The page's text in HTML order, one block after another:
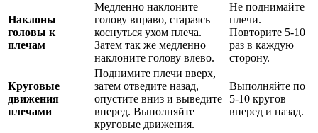
Наклоны
головы к
плечам
Медленно наклоните
голову вправо, стараясь
коснуться ухом плеча.
Затем так же медленно
наклоните голову влево.
Не поднимайте
плечи.
Повторите 5-10
раз в каждую
сторону.
Круговые
движения
плечами
Поднимите плечи вверх,
затем отведите назад,
опустите вниз и выведите
вперед. Выполняйте
круговые движения.
Выполняйте по
5-10 кругов
вперед и назад.